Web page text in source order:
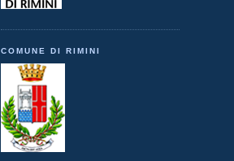
COMUNE DI RIMINI